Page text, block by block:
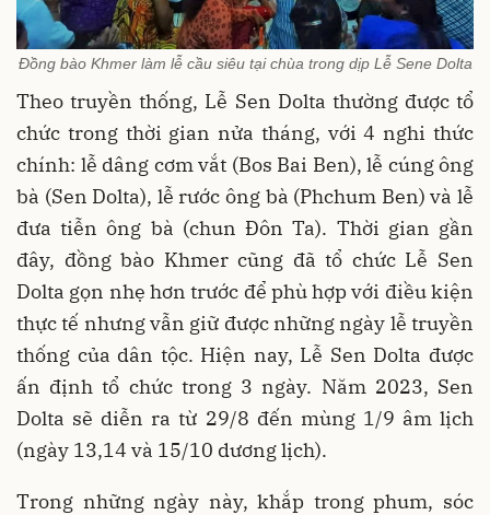
Đồng bào Khmer làm lễ cầu siêu tại chùa trong dịp Lễ Sene Dolta
Theo truyền thống, Lễ Sen Dolta thường được tổ
chức trong thời gian nửa tháng, với 4 nghi thức
chính: lễ dâng cơm vắt (Bos Bai Ben), lễ cúng ông
bà (Sen Dolta), lễ rước ông bà (Phchum Ben) và lễ
đưa tiễn ông bà (chun Đôn Ta). Thời gian gần
đây, đồng bào Khmer cũng đã tổ chức Lễ Sen
Dolta gọn nhẹ hơn trước để phù hợp với điều kiện
thực tế nhưng vẫn giữ được những ngày lễ truyền
thống của dân tộc. Hiện nay, Lễ Sen Dolta được
ấn định tổ chức trong 3 ngày. Năm 2023, Sen
Dolta sẽ diễn ra từ 29/8 đến mùng 1/9 âm lịch
(ngày 13,14 và 15/10 dương lịch).
Trong những ngày này, khắp trong phum, sóc